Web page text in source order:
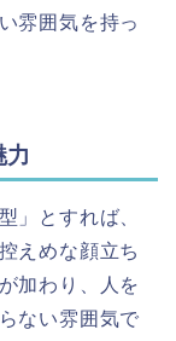
雰囲気を持っ
力
」とすれば、
えめな顔立ち
加わり、人を
ない雰囲気で